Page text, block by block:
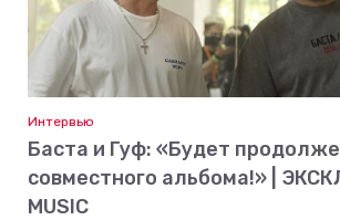
Интервью
Баста и Гуф: «Будет
совместного альбома!» |
MUSIC